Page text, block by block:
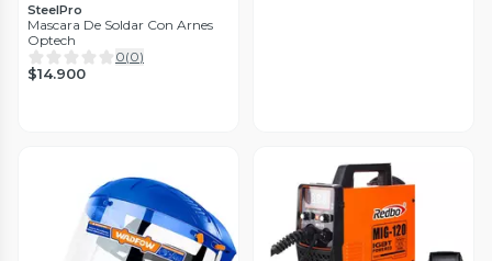
SteelPro
Mascara De Soldar Con Arnes
Optech
0(0)
$14.900